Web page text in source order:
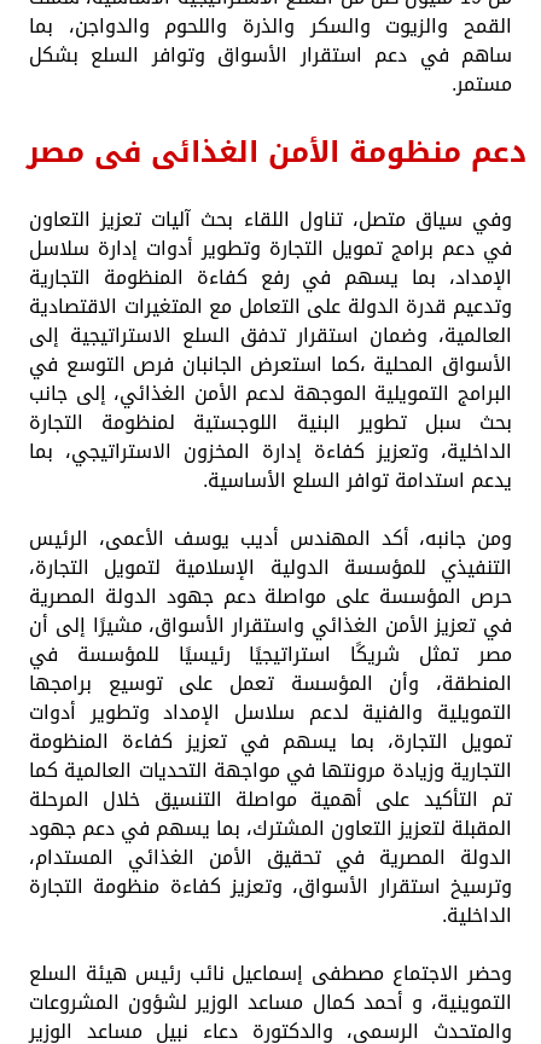
القمح والزيوت والسكر والذرة واللحوم والدواجن، بما
ساهم في دعم استقرار الأسواق وتوافر السلع بشكل
مستمر.
دعم منظومة الأمن الغذائى فى مصر
وفي سياق متصل، تناول اللقاء بحث آليات تعزيز التعاون
في دعم برامج تمويل التجارة وتطوير أدوات إدارة سلاسل
الإمداد، بما يسهم في رفع كفاءة المنظومة التجارية
وتدعيم قدرة الدولة على التعامل مع المتغيرات الاقتصادية
العالمية، وضمان استقرار تدفق السلع الاستراتيجية إلى
الأسواق المحلية ،كما استعرض الجانبان فرص التوسع في
البرامج التمويلية الموجهة لدعم الأمن الغذائي، إلى جانب
بحث سبل تطوير البنية اللوجستية لمنظومة التجارة
الداخلية، وتعزيز كفاءة إدارة المخزون الاستراتيجي، بما
يدعم استدامة توافر السلع الأساسية.
ومن جانبه، أكد المهندس أديب يوسف الأعمى، الرئيس
التنفيذي للمؤسسة الدولية الإسلامية لتمويل التجارة،
حرص المؤسسة على مواصلة دعم جهود الدولة المصرية
في تعزيز الأمن الغذائي واستقرار الأسواق، مشيرًا إلى أن
مصر تمثل شريكًا استراتيجيًا رئيسيًا للمؤسسة في
المنطقة، وأن المؤسسة تعمل على توسيع برامجها
التمويلية والفنية لدعم سلاسل الإمداد وتطوير أدوات
تمويل التجارة، بما يسهم في تعزيز كفاءة المنظومة
التجارية وزيادة مرونتها في مواجهة التحديات العالمية كما
تم التأكيد على أهمية مواصلة التنسيق خلال المرحلة
المقبلة لتعزيز التعاون المشترك، بما يسهم في دعم جهود
الدولة المصرية في تحقيق الأمن الغذائي المستدام،
وترسيخ استقرار الأسواق، وتعزيز كفاءة منظومة التجارة
الداخلية.
وحضر الاجتماع مصطفى إسماعيل نائب رئيس هيئة السلع
التموينية، و أحمد كمال مساعد الوزير لشؤون المشروعات
والمتحدث الرسمي، والدكتورة دعاء نبيل مساعد الوزير